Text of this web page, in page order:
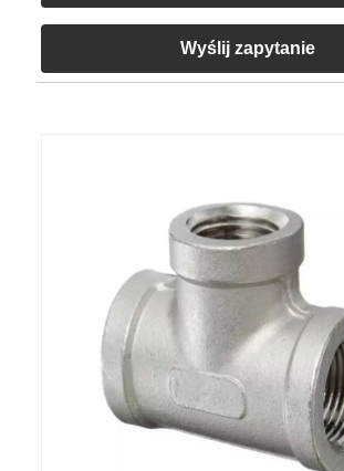
Wyślij zapytanie